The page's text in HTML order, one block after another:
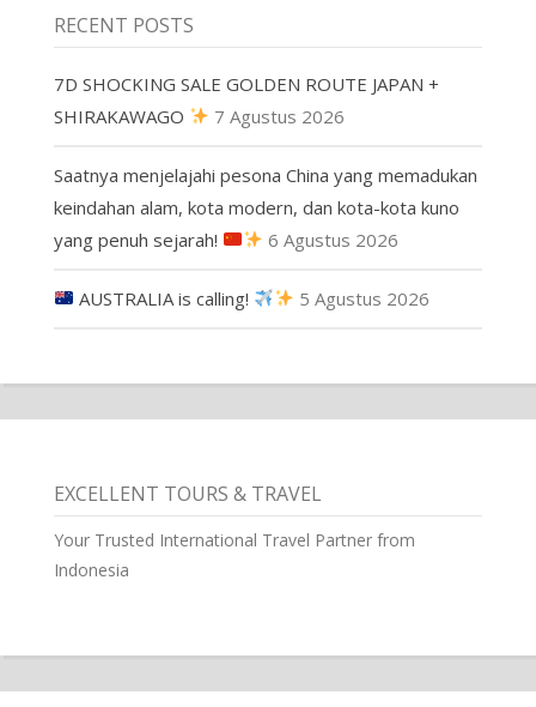
RECENT POSTS
7D SHOCKING SALE GOLDEN ROUTE JAPAN +
SHIRAKAWAGO
7 Agustus 2026
Saatnya menjelajahi pesona China yang memadukan
keindahan alam, kota modern, dan kota-kota kuno
yang penuh sejarah!
6 Agustus 2026
AUSTRALIA is calling! 5 Agustus 2026
EXCELLENT TOURS & TRAVEL
Your Trusted International Travel Partner from
Indonesia